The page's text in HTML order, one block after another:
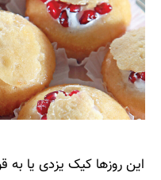
این روزها کیک یزدی یا به